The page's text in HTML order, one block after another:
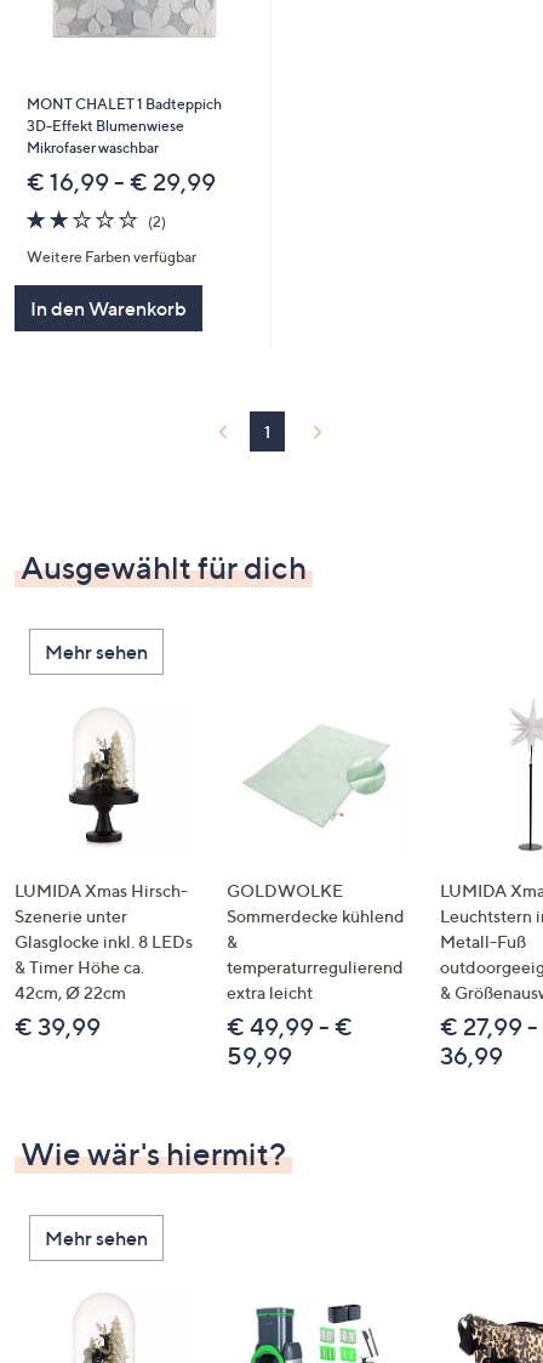
MONT CHALET 1 Badteppich
3D-Effekt Blumenwiese
Mikrofaser waschbar
€ 16,99 - € 29,99
2.0
von
5
(2)2
Weitere Farben verfügbar
In den Warenkorb
1
Ausgewählt für dich
Mehr sehen
LUMIDA Xmas Hirsch-
Szenerie unter
Glasglocke inkl. 8 LEDs
& Timer Höhe ca.
42cm, Ø 22cm
€ 39,99
GOLDWOLKE
Sommerdecke kühlend
&
temperaturregulierend
extra leicht
€ 49,99 - €
59,99
LUMIDA
Leuchtstern
Metall-Fuß
&
€ 27,99
36,99
Wie wär's hiermit?
Mehr sehen